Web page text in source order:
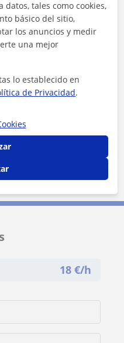
de la Frontera
de Santa María
| ©OpenStreetMapcontributors
18 €/h
datos, tales como cookies,
básico del sitio,
los anuncios y medir
una mejor
lo establecido en
de Privacidad.